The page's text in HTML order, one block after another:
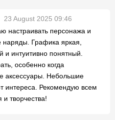
23 August 2025 09:46
настраивать персонажа и
Графика яркая,
и интуитивно понятный.
особенно когда
аксессуары. Небольшие
интереса. Рекомендую всем
и творчества!